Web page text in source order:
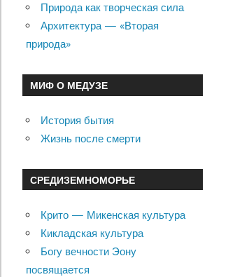
Природа как творческая сила
Архитектура — «Вторая
природа»
МИФ О МЕДУЗЕ
История бытия
Жизнь после смерти
СРЕДИЗЕМНОМОРЬЕ
Крито — Микенская культура
Кикладская культура
Богу вечности Эону
посвящается